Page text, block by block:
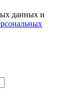
данных и